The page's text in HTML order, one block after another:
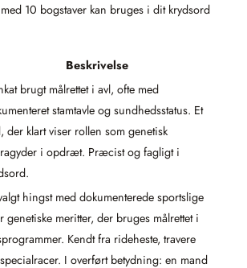
10 bogstaver kan bruges i dit krydsord
Beskrivelse
brugt målrettet i avl, ofte med
stamtavle og sundhedsstatus. Et
der klart viser rollen som genetisk
i opdræt. Præcist og fagligt i
hingst med dokumenterede sportslige
genetiske meritter, der bruges målrettet i
Kendt fra rideheste, travere
I overført betydning: en mand